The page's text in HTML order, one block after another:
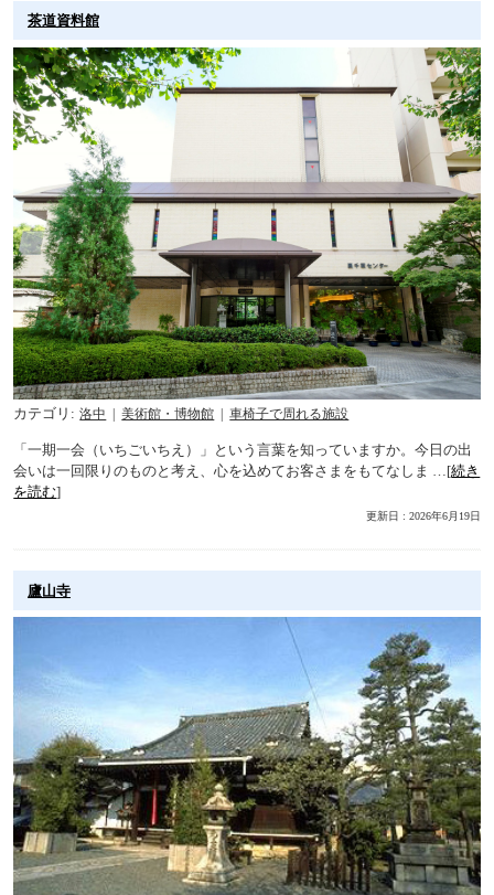
茶道資料館
カテゴリ 洛中 美術館・博物館 車椅子で周れる施設
「一期一会（いちごいちえ）」という言葉を知っていますか。今日の出
会いは一回限りのものと考え、心を込めてお客さまをもてなしま …[続き
を読む]
更新日 : 2026年6月19日
廬山寺